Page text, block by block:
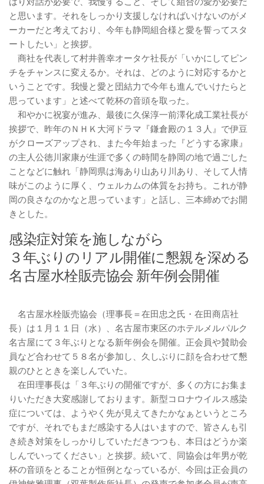
と思います。それをしっかり支援しなければいけないのがメ
ーカーだと考えており、今年も静岡組合様と愛を誓ってスタ
ートしたい」と挨拶。
商社を代表して村井善幸オータケ社長が「いかにしてピン
チをチャンスに変えるか。それは、どのように対応するかと
いうことです。我慢と愛と団結力で今年も進んでいけたらと
思っています」と述べて乾杯の音頭を取った。
和やかに祝宴が進み、最後に久保淳一前澤化成工業社長が
挨拶で、昨年のＮＨＫ大河ドラマ『鎌倉殿の１３人』で伊豆
がクローズアップされ、また今年始まった『どうする家康』
の主人公徳川家康が生涯で多くの時間を静岡の地で過ごした
ことなどに触れ「静岡県は海あり山あり川あり、そして人情
味がこのように厚く、ウェルカムの体質をお持ち。これが静
岡の良さなのかなと思っています」と話し、三本締めでお開
きとした。
感染症対策を施しながら
３年ぶりのリアル開催に懇親を深める
名古屋水栓販売協会 新年例会開催
名古屋水栓販売協会（理事長＝在田忠之氏・在田商店社
長）は１月１１日（水）、名古屋市東区のホテルメルパルク
名古屋にて３年ぶりとなる新年例会を開催。正会員や賛助会
員など合わせて５８名が参加し、久しぶりに顔を合わせて懇
親のひとときを楽しんでいた。
在田理事長は「３年ぶりの開催ですが、多くの方にお集ま
りいただき大変感謝しております。新型コロナウイルス感染
症については、ようやく先が見えてきたかなぁというところ
ですが、それでもまだ感染する人はいますので、皆さんも引
き続き対策をしっかりしていただきつつも、本日はどうか楽
しんでいってください」と挨拶。続いて、同協会は年男が乾
杯の音頭をとることが恒例となっているが、今回は正会員の